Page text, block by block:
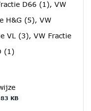
D66 (1), VW
H&G (5), VW
VL (3), VW Fractie
(1)
83 KB